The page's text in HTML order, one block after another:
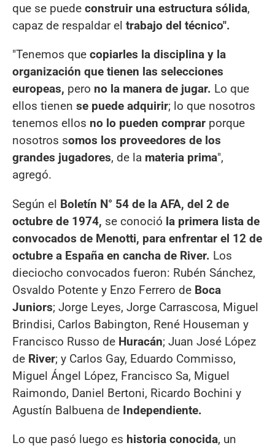
que se puede construir una estructura sólida,
capaz de respaldar el trabajo del técnico".
"Tenemos que copiarles la disciplina y la
organización que tienen las selecciones
europeas, pero no la manera de jugar. Lo que
ellos tienen se puede adquirir; lo que nosotros
tenemos ellos no lo pueden comprar porque
nosotros somos los proveedores de los
grandes jugadores, de la materia prima",
agregó.
Según el Boletín N° 54 de la AFA, del 2 de
octubre de 1974, se conoció la primera lista de
convocados de Menotti, para enfrentar el 12 de
octubre a España en cancha de River. Los
dieciocho convocados fueron: Rubén Sánchez,
Osvaldo Potente y Enzo Ferrero de Boca
Juniors; Jorge Leyes, Jorge Carrascosa, Miguel
Brindisi, Carlos Babington, René Houseman y
Francisco Russo de Huracán; Juan José López
de River; y Carlos Gay, Eduardo Commisso,
Miguel Ángel López, Francisco Sa, Miguel
Raimondo, Daniel Bertoni, Ricardo Bochini y
Agustín Balbuena de Independiente.
Lo que pasó luego es historia conocida, un